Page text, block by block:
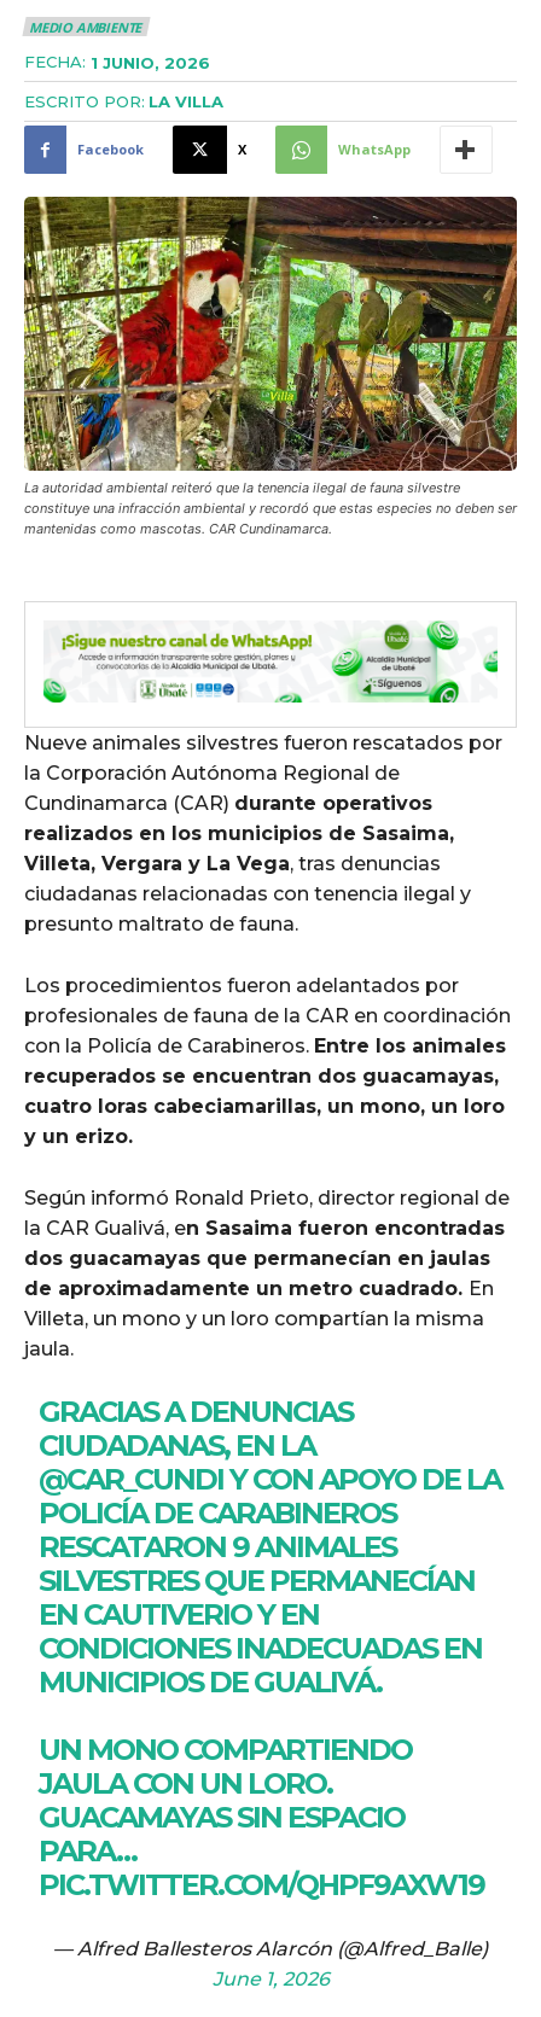
MEDIO AMBIENTE
FECHA: 1 JUNIO, 2026
ESCRITO POR: LA VILLA
Facebook X WhatsApp
La autoridad ambiental reiteró que la tenencia ilegal de fauna silvestre
constituye una infracción ambiental y recordó que estas especies no deben ser
mantenidas como mascotas. CAR Cundinamarca.
Nueve animales silvestres fueron rescatados por
la Corporación Autónoma Regional de
Cundinamarca (CAR) durante operativos
realizados en los municipios de Sasaima,
Villeta, Vergara y La Vega, tras denuncias
ciudadanas relacionadas con tenencia ilegal y
presunto maltrato de fauna.
Los procedimientos fueron adelantados por
profesionales de fauna de la CAR en coordinación
con la Policía de Carabineros. Entre los animales
recuperados se encuentran dos guacamayas,
cuatro loras cabeciamarillas, un mono, un loro
y un erizo.
Según informó Ronald Prieto, director regional de
la CAR Gualivá, en Sasaima fueron encontradas
dos guacamayas que permanecían en jaulas
de aproximadamente un metro cuadrado. En
Villeta, un mono y un loro compartían la misma
jaula.
GRACIAS A DENUNCIAS
CIUDADANAS, EN LA
@CAR_CUNDIY CON APOYO DE LA
POLICÍA DE CARABINEROS
RESCATARON 9 ANIMALES
SILVESTRES QUE PERMANECÍAN
EN CAUTIVERIO Y EN
CONDICIONES INADECUADAS EN
MUNICIPIOS DE GUALIVÁ.
UN MONO COMPARTIENDO
JAULA CON UN LORO.
GUACAMAYAS SIN ESPACIO
PARA…
PIC.TWITTER.COM/QHPF9AXW19
— Alfred Ballesteros Alarcón (@Alfred_Balle)
June 1, 2026